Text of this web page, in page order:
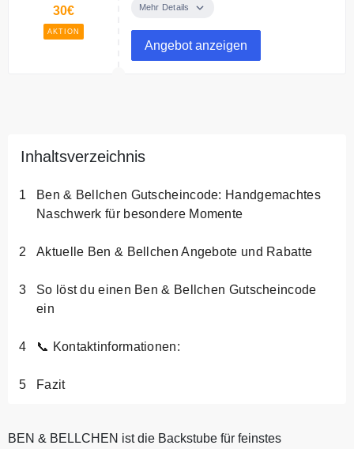
30€
AKTION
Taschen Torte für Deine Liebste,
Text.
Mehr Details
Angebot anzeigen
Inhaltsverzeichnis
Ben & Bellchen Gutscheincode: Handgemachtes
Naschwerk für besondere Momente
Aktuelle Ben & Bellchen Angebote und Rabatte
So löst du einen Ben & Bellchen Gutscheincode
ein
📞 Kontaktinformationen:
Fazit
BEN & BELLCHEN ist die Backstube für feinstes